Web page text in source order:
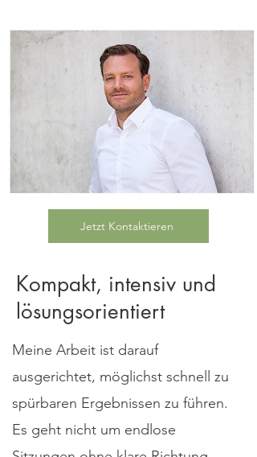
Jetzt Kontaktieren
Kompakt, intensiv und
lösungsorientiert
Meine Arbeit ist darauf
ausgerichtet, möglichst schnell zu
spürbaren Ergebnissen zu führen.
Es geht nicht um endlose